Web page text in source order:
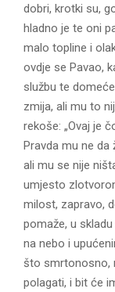
dobri, krotki su,
hladno je te oni
malo topline i
ovdje se Pavao,
službu te
zmija, ali mu to
rekoše: „Ovaj je
Pravda mu ne da
ali mu se nije
umjesto
milost, zapravo,
pomaže, u
na nebo i
što smrtonosno,
polagati, i bit će